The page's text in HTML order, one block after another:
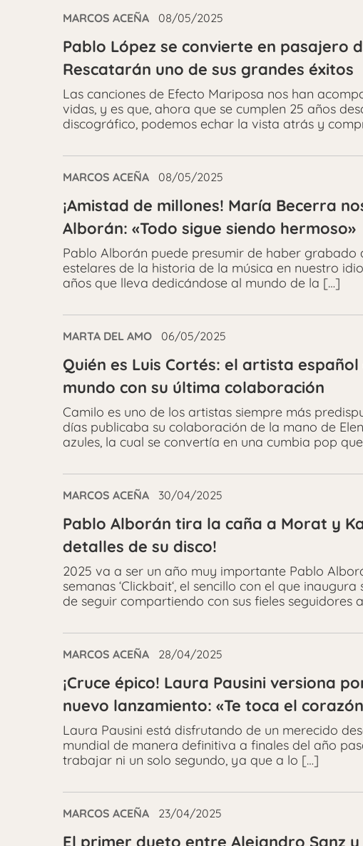
MARCOS ACEÑA 08/05/2025
Pablo López se convierte en pasajero
Rescatarán uno de sus grandes éxitos
Las canciones de Efecto Mariposa nos han
vidas, y es que, ahora que se cumplen 25 años
discográfico, podemos echar la vista atrás y
MARCOS ACEÑA 08/05/2025
¡Amistad de millones! María Becerra
Alborán: «Todo sigue siendo hermoso»
Pablo Alborán puede presumir de haber grabado
estelares de la historia de la música en nuestro
años que lleva dedicándose al mundo de la […]
MARTA DEL AMO 06/05/2025
Quién es Luis Cortés: el artista
mundo con su última colaboración
Camilo es uno de los artistas siempre más
días publicaba su colaboración de la mano de
azules, la cual se convertía en una cumbia pop
MARCOS ACEÑA 30/04/2025
Pablo Alborán tira la caña a Morat y
detalles de su disco!
2025 va a ser un año muy importante Pablo
semanas ‘Clickbait‘, el sencillo con el que
de seguir compartiendo con sus fieles seguidores
MARCOS ACEÑA 28/04/2025
¡Cruce épico! Laura Pausini versiona
nuevo lanzamiento: «Te toca el
Laura Pausini está disfrutando de un merecido
mundial de manera definitiva a finales del año
trabajar ni un solo segundo, ya que a lo […]
MARCOS ACEÑA 23/04/2025
El primer dueto entre Alejandro Sanz